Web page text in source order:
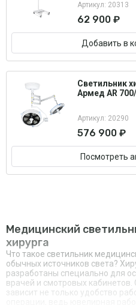
Артикул: 20313
62 900 ₽
Добавить в
Светильник
Армед AR
Артикул: 20290
576 900 ₽
Посмотреть
Медицинский
хирурга
Что такое светильник
обычных источников света?
разработаны специально для
врачей и смотровых
зависит не только удобство